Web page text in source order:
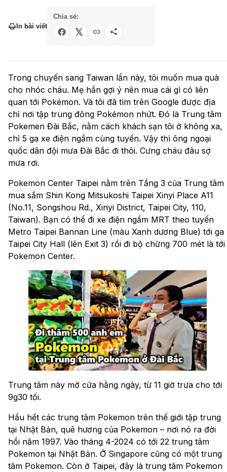
In bài viết
Chia sẻ:
Trong chuyến sang Taiwan lần này, tôi muốn mua quà
cho nhóc cháu. Mẹ hắn gợi ý nên mua cái gì có liên
quan tới Pokémon. Và tôi đã tìm trên Google được địa
chỉ nơi tập trung đông Pokémon nhứt. Đó là Trung tâm
Pokemen Đài Bắc, nằm cách khách sạn tôi ở không xa,
chỉ 5 ga xe điện ngầm cùng tuyến. Vậy thì ông ngoại
quốc dân đội mưa Đài Bắc đi thôi. Cưng cháu đâu sợ
mưa rơi.
Pokemon Center Taipei nằm trên Tầng 3 của Trung tâm
mua sắm Shin Kong Mitsukoshi Taipei Xinyi Place A11
(No.11, Songshou Rd., Xinyi District, Taipei City, 110,
Taiwan). Bạn có thể đi xe điện ngầm MRT theo tuyến
Metro Taipei Bannan Line (màu Xanh dương Blue) tới ga
Taipei City Hall (lên Exit 3) rồi đi bộ chừng 700 mét là tới
Pokemon Center.
Trung tâm này mở cửa hằng ngày, từ 11 giờ trưa cho tới
9g30 tối.
Hầu hết các trung tâm Pokemon trên thế giới tập trung
tại Nhật Bản, quê hương của Pokemon – nơi nó ra đời
hồi năm 1997. Vào tháng 4-2024 có tới 22 trung tâm
Pokemon tại Nhật Bản. Ở Singapore cũng có một trung
tâm Pokemon. Còn ở Taipei, đây là trung tâm Pokemon